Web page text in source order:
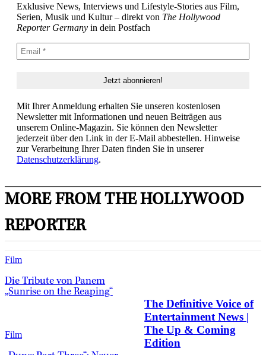
Exklusive News, Interviews und Lifestyle-Stories aus Film,
Serien, Musik und Kultur – direkt von The Hollywood
Reporter Germany in dein Postfach
Mit Ihrer Anmeldung erhalten Sie unseren kostenlosen
Newsletter mit Informationen und neuen Beiträgen aus
unserem Online-Magazin. Sie können den Newsletter
jederzeit über den Link in der E-Mail abbestellen. Hinweise
zur Verarbeitung Ihrer Daten finden Sie in unserer
Datenschutzerklärung.
MORE FROM THE HOLLYWOOD
REPORTER
Film
Die Tribute von Panem
„Sunrise on the Reaping“
Film
The Definitive Voice of
Entertainment News |
The Up & Coming
Edition